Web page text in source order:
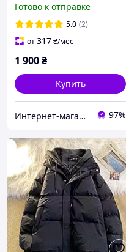
Готово к отправке
5.0 (2)
от317₴/мес
1 900₴
Купить
Интернет-магазин "Actualnoe" 97%